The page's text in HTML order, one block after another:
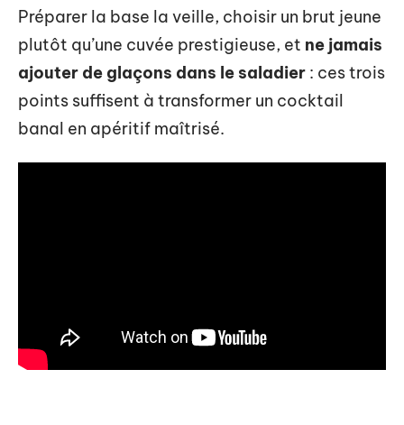
Préparer la base la veille, choisir un brut jeune
plutôt qu’une cuvée prestigieuse, et ne jamais
ajouter de glaçons dans le saladier : ces trois
points suffisent à transformer un cocktail
banal en apéritif maîtrisé.